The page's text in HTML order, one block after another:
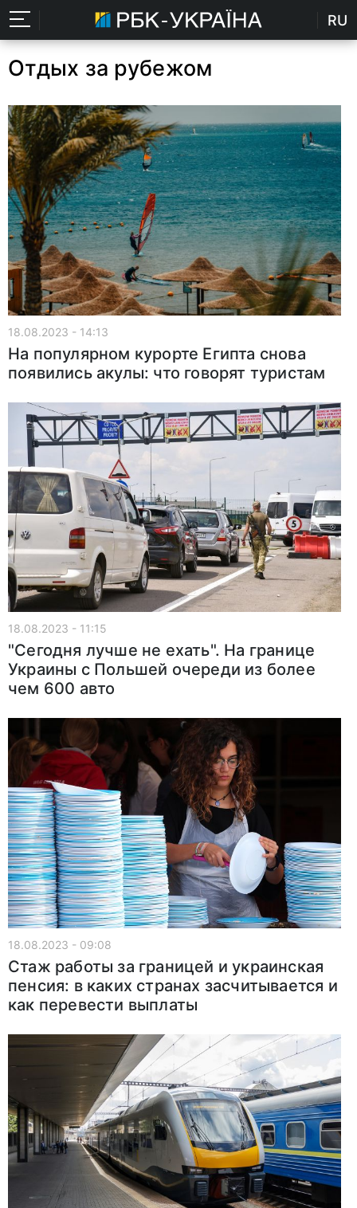
RU
Отдых за рубежом
18.08.2023 - 14:13
На популярном курорте Египта снова
появились акулы: что говорят туристам
18.08.2023 - 11:15
"Сегодня лучше не ехать". На границе
Украины с Польшей очереди из более
чем 600 авто
18.08.2023 - 09:08
Стаж работы за границей и украинская
пенсия: в каких странах засчитывается и
как перевести выплаты